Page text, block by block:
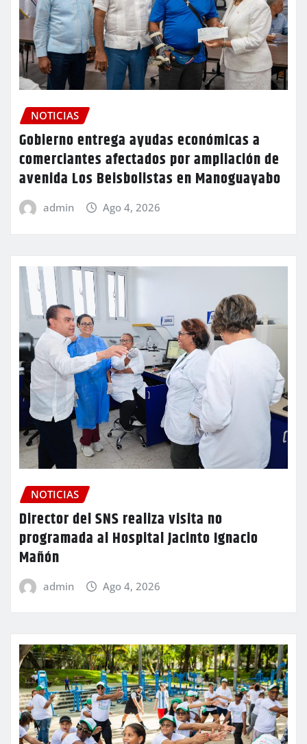
NOTICIAS
Gobierno entrega ayudas económicas a
comerciantes afectados por ampliación de
avenida Los Beisbolistas en Manoguayabo
admin Ago 4, 2026
NOTICIAS
Director del SNS realiza visita no
programada al Hospital Jacinto Ignacio
Mañón
admin Ago 4, 2026